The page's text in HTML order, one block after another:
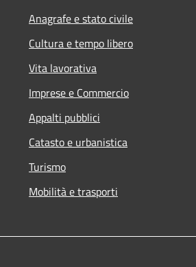
Anagrafe e stato civile
Cultura e tempo libero
Vita lavorativa
Imprese e Commercio
Appalti pubblici
Catasto e urbanistica
Turismo
Mobilità e trasporti